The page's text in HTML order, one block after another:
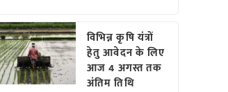
विभिन्न कृषि यंत्रों
हेतु आवेदन के लिए
आज 4 अगस्त तक
अंतिम तिथि